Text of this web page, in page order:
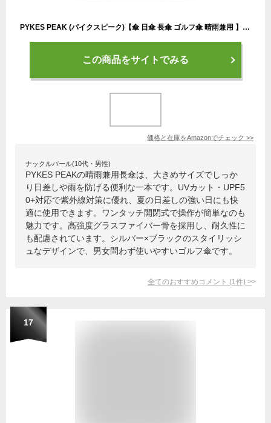
PYKES PEAK (パイクスピーク)【傘 日傘 長傘 ゴルフ傘 晴雨兼用 】UVカット 大サイズ ワンタッチ 紫外線カット UPF50+ 高強度 グラスファイバー メンズ レディース 全9色【シルバー/ブラック】
この商品をサイトでみる
価格と在庫をAmazonでチェック >>
ナックルバール(10代・男性)
PYKES PEAKの晴雨兼用長傘は、大きめサイズでしっか
り日差しや雨を防げる便利な一本です。UVカット・UPF5
0+対応で紫外線対策に優れ、夏の日差しの強い日にも快
適に使用できます。ワンタッチ開閉式で操作が簡単なのも
魅力です。高強度グラスファイバー骨を採用し、耐久性に
も配慮されています。シルバー×ブラックのスタイリッシ
ュなデザインで、男女問わず使いやすいゴルフ傘です。
全てのおすすめコメント (1 件) >
17